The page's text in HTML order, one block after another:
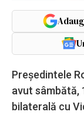
Preşedintele
avut sâmbătă,
bilaterală cu